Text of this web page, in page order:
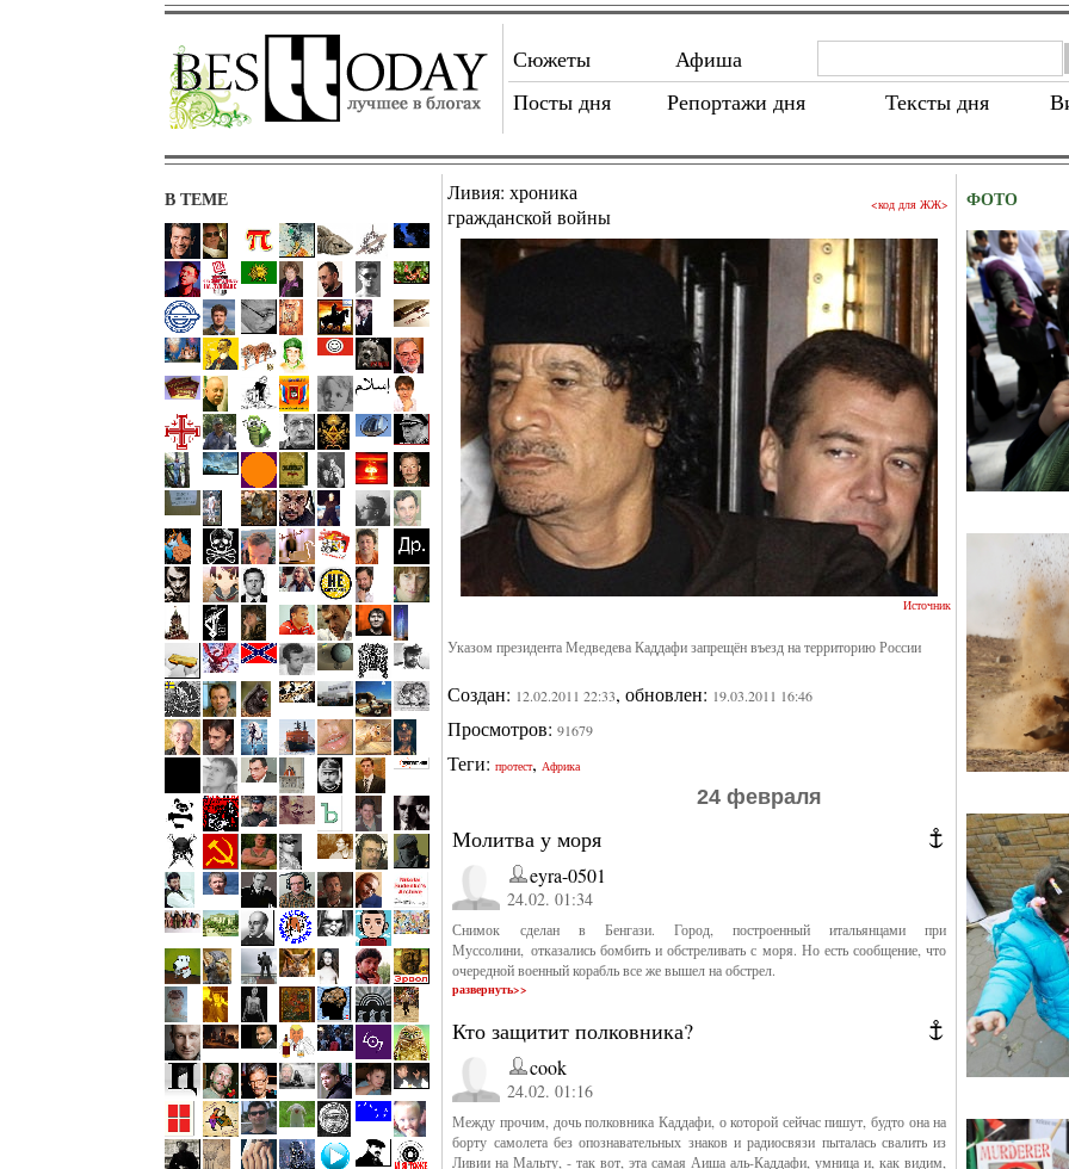
Сюжеты
Афиша
Посты дня
Репортажи дня Тексты дня
В ТЕМЕ
Ливия: хроника
гражданской войны
<код для ЖЖ>
Источник
Указом президента Медведева Каддафи запрещён въезд на территорию России
Создан: 12.02.2011 22:33, обновлен: 19.03.2011 16:46
Просмотров:91679
Теги:протест, Африка
24 февраля
Молитва у моря
eyra-0501
24.02. 01:34
Снимок сделан в Бенгази. Город, построенный итальянцами при
Муссолини, отказались бомбить и обстреливать с моря. Но есть сообщение, что
очередной военный корабль все же вышел на обстрел.
развернуть>>
Кто защитит полковника?
cook
24.02. 01:16
Между прочим, дочь полковника Каддафи, о которой сейчас пишут, будто она на
борту самолета без опознавательных знаков и радиосвязи пыталась свалить из
Ливии на Мальту, - так вот, эта самая Аиша аль-Каддафи, умница и, как видим,
ФОТО